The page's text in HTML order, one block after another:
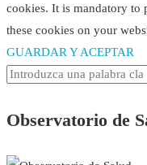
cookies. It is mandatory to
these cookies on your
GUARDAR Y ACEPTAR
Observatorio de